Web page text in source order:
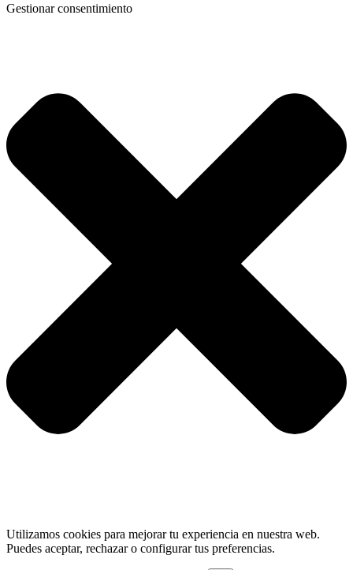
Gestionar consentimiento
Utilizamos cookies para mejorar tu experiencia en nuestra web.
Puedes aceptar, rechazar o configurar tus preferencias.